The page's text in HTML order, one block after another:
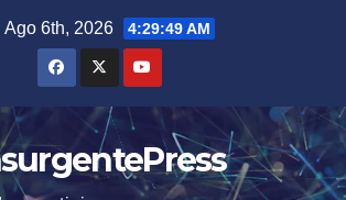
Ago 6th, 2026 4:29:49 AM